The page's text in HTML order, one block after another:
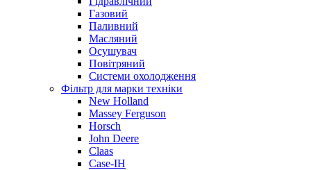
Газовий
Паливний
Масляний
Осушувач
Повітряний
Системи охолодження
Фільтр для марки техніки
New Holland
Massey Ferguson
Horsch
John Deere
Claas
Case-IH